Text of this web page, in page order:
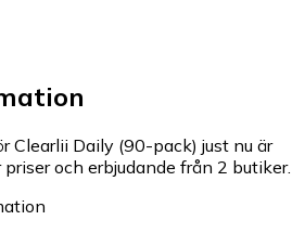
Clearlii Daily (90-pack) just nu är
och erbjudande från 2 butiker.